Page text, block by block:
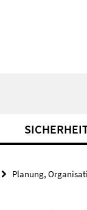
Planung,